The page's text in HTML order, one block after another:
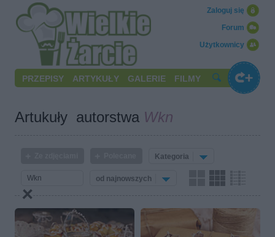
Użytkownicy
Forum
Zaloguj się
PRZEPISY ARTYKUŁY GALERIE FILMY
Artukuły autorstwa Wkn
Kategoria
od najnowszych